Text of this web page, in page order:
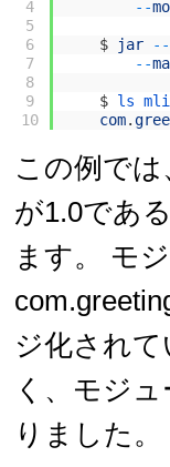
4
5
6
7
8
9
10
--
$ jar --
--
$ ls
com.
この例で
が1.0であ
ます。 モ
ジ化され
く、モジ
りました。